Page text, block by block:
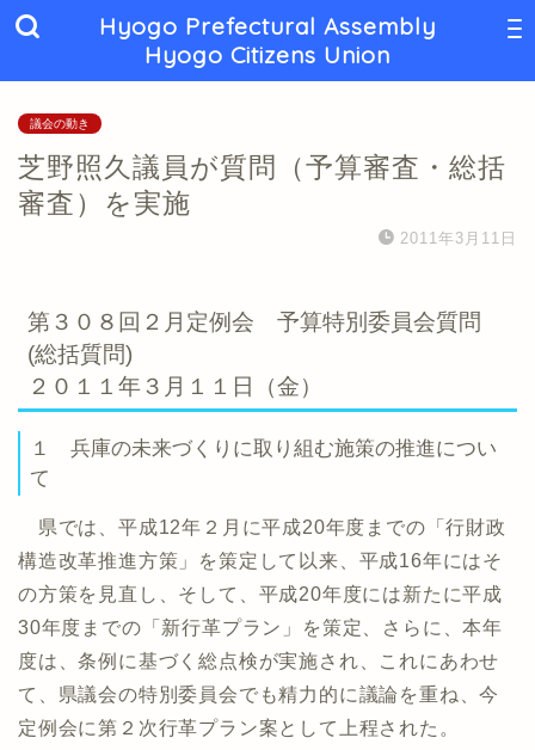
Hyogo Prefectural Assembly
Hyogo Citizens Union
議会の動き
芝野照久議員が質問（予算審査・総括
審査）を実施
2011年3月11日
第３０８回２月定例会 予算特別委員会質問
(総括質問)
２０１１年３月１１日（金）
１ 兵庫の未来づくりに取り組む施策の推進につい
て
県では、平成12年２月に平成20年度までの「行財政
構造改革推進方策」を策定して以来、平成16年にはそ
の方策を見直し、そして、平成20年度には新たに平成
30年度までの「新行革プラン」を策定、さらに、本年
度は、条例に基づく総点検が実施され、これにあわせ
て、県議会の特別委員会でも精力的に議論を重ね、今
定例会に第２次行革プラン案として上程された。